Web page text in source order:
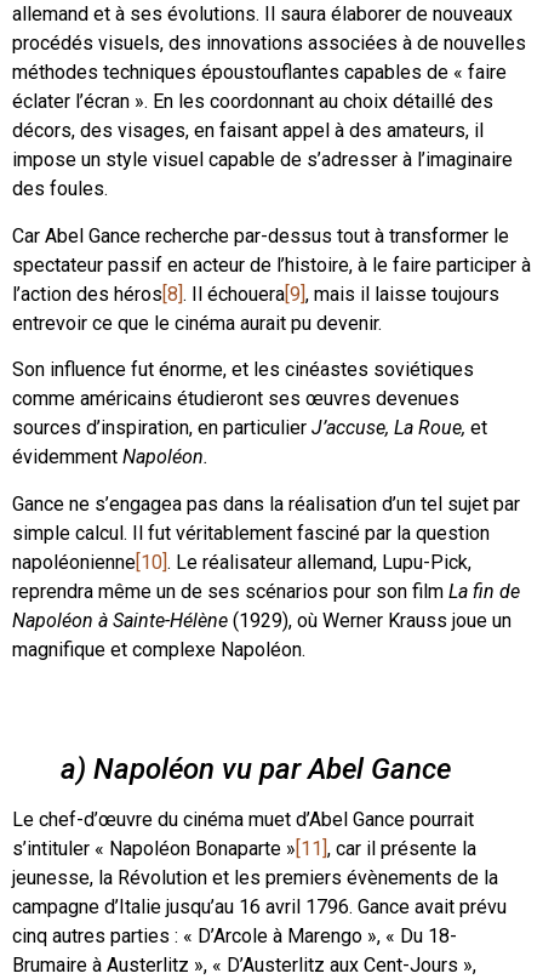
allemand et à ses évolutions. Il saura élaborer de nouveaux
procédés visuels, des innovations associées à de nouvelles
méthodes techniques époustouflantes capables de « faire
éclater l’écran ». En les coordonnant au choix détaillé des
décors, des visages, en faisant appel à des amateurs, il
impose un style visuel capable de s’adresser à l’imaginaire
des foules.
Car Abel Gance recherche par-dessus tout à transformer le
spectateur passif en acteur de l’histoire, à le faire participer à
l’action des héros[8]. Il échouera[9], mais il laisse toujours
entrevoir ce que le cinéma aurait pu devenir.
Son influence fut énorme, et les cinéastes soviétiques
comme américains étudieront ses œuvres devenues
sources d’inspiration, en particulier J’accuse, La Roue, et
évidemment Napoléon.
Gance ne s’engagea pas dans la réalisation d’un tel sujet par
simple calcul. Il fut véritablement fasciné par la question
napoléonienne[10]. Le réalisateur allemand, Lupu-Pick,
reprendra même un de ses scénarios pour son film La fin de
Napoléon à Sainte-Hélène (1929), où Werner Krauss joue un
magnifique et complexe Napoléon.
a) Napoléon vu par Abel Gance
Le chef-d’œuvre du cinéma muet d’Abel Gance pourrait
s’intituler « Napoléon Bonaparte » [11] , car il présente la
jeunesse, la Révolution et les premiers évènements de la
campagne d’Italie jusqu’au 16 avril 1796. Gance avait prévu
cinq autres parties : « D’Arcole à Marengo », « Du 18-
Brumaire à Austerlitz », « D’Austerlitz aux Cent-Jours »,